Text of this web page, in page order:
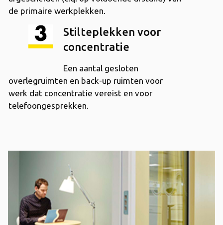
de primaire werkplekken.
Stilteplekken voor
concentratie
Een aantal gesloten
overlegruimten en back-up ruimten voor
werk dat concentratie vereist en voor
telefoongesprekken.